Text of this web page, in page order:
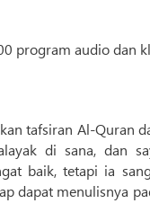
program audio dan
tafsiran Al-Quran
di sana, dan
baik, tetapi ia
dapat menulisnya